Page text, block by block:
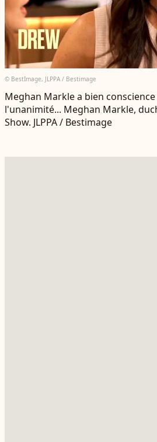
© BestImage, JLPPA / Bestimage
Meghan Markle a bien
l'unanimité... Meghan Markle,
Show. JLPPA / Bestimage